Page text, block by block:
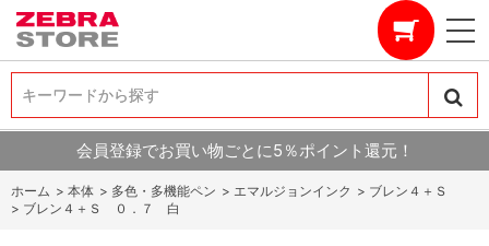
キーワードから探す
キーワードから探す
会員登録でお買い物ごとに5％ポイント還元！
ホーム > 本体 > 多色・多機能ペン > エマルジョンインク > ブレン４＋Ｓ
> ブレン４＋Ｓ ０．７ 白